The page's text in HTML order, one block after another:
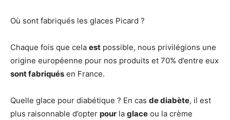
Où sont fabriqués les glaces Picard ?
Chaque fois que cela est possible, nous privilégions une
origine européenne pour nos produits et 70% d’entre eux
sont fabriqués en France.
Quelle glace pour diabétique ? En cas de diabète, il est
plus raisonnable d’opter pour la glace ou la crème